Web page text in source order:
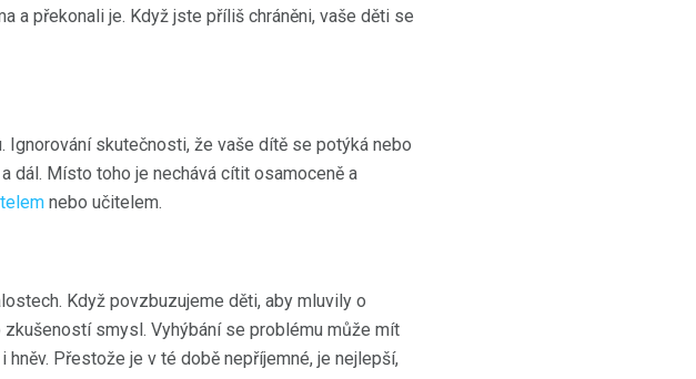
a překonali je. Když jste příliš chráněni, vaše děti se
skutečnosti, že vaše dítě se potýká nebo
dál. Místo toho je nechává cítit osamoceně a
nebo učitelem.
Když povzbuzujeme děti, aby mluvily o
smysl. Vyhýbání se problému může mít
Přestože je v té době nepříjemné, je nejlepší,